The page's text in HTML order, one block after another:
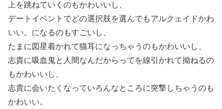
上を跳ねていくのもかわいいし、
デートイベントでどの選択肢を選んでもアルクェイドかわ
いい。になるのもすごいし、
たまに図星着かれて猫耳になっちゃうのもかわいいし、
志貴に吸血鬼と人間なんだからってを線引かれて拗ねるの
もかわいいし、
志貴に会いたくなっていろんなところに突撃しちゃうのも
かわいい。